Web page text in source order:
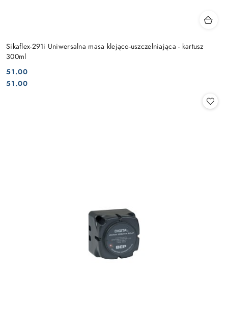
Sikaflex-291i Uniwersalna masa klejąco-uszczelniająca - kartusz
300ml
Cena:
51.00
Cena:
51.00